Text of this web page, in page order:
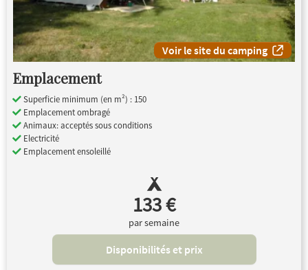
Voir le site du camping
Emplacement
Superficie minimum (en m²) : 150
Emplacement ombragé
Animaux: acceptés sous conditions
Electricité
Emplacement ensoleillé
133 €
par semaine
Disponibilités et prix